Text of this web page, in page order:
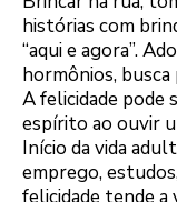
histórias com
“aqui e agora”.
hormônios,
A felicidade pode
espírito ao ouvir
Início da vida
emprego,